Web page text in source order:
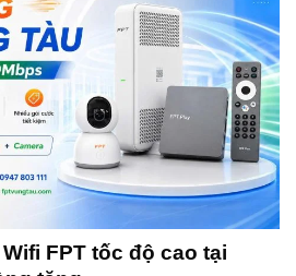
FPT tốc độ cao tại